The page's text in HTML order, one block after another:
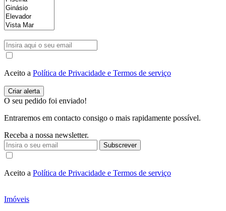
Aceito a Política de Privacidade e Termos de serviço
O seu pedido foi enviado!
Entraremos em contacto consigo o mais rapidamente possível.
Receba a nossa newsletter.
Subscrever
Aceito a Política de Privacidade e Termos de serviço
Imóveis